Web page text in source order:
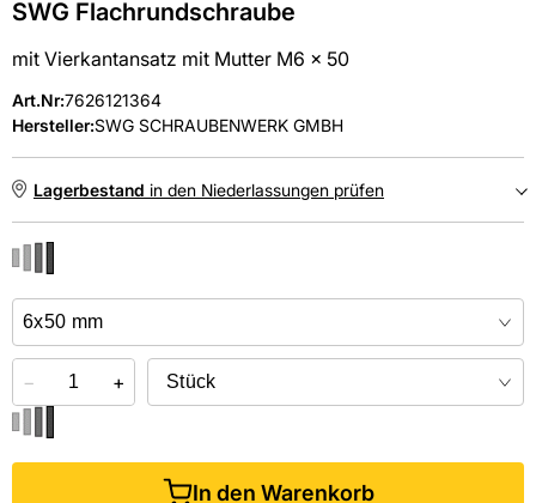
SWG Flachrundschraube
mit Vierkantansatz mit Mutter M6 x 50
Art.Nr:7626121364
Hersteller:SWG SCHRAUBENWERK GMBH
Lagerbestand in den Niederlassungen prüfen
Online kaufen &
− +
In den Warenkorb